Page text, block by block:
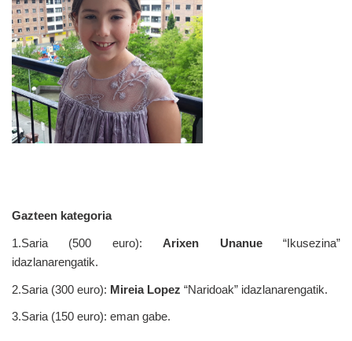
Gazteen kategoria
1.Saria (500 euro): Arixen Unanue “Ikusezina”
idazlanarengatik.
2.Saria (300 euro): Mireia Lopez “Naridoak” idazlanarengatik.
3.Saria (150 euro): eman gabe.